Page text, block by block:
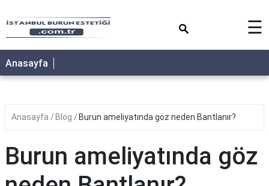
☰
Anasayfa
Anasayfa Blog Burun ameliyatında göz neden Bantlanır?
Burun ameliyatında göz